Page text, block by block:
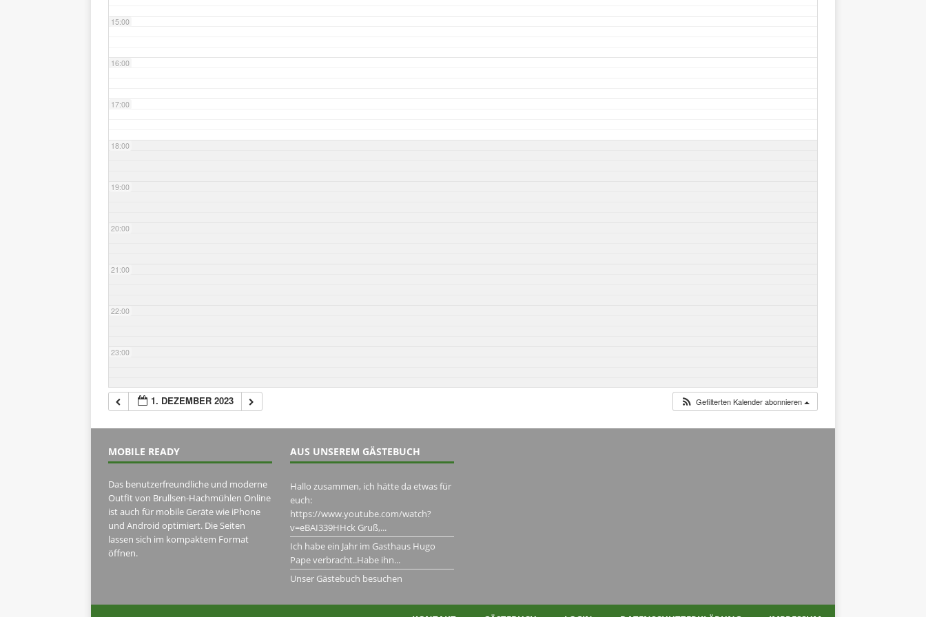
15:00
16:00
17:00
18:00
19:00
20:00
21:00
22:00
23:00
1. DEZEMBER 2023 Gefilterten Kalender abonnieren
MOBILE READY
Das benutzerfreundliche und moderne
Outfit von Brullsen-Hachmühlen Online
ist auch für mobile Geräte wie iPhone
und Android optimiert. Die Seiten
lassen sich im kompaktem Format
öffnen.
AUS UNSEREM GÄSTEBUCH
Hallo zusammen, ich hätte da etwas für
euch:
https://www.youtube.com/watch?
v=eBAI339HHck Gruß,...
Ich habe ein Jahr im Gasthaus Hugo
Pape verbracht..Habe ihn...
Unser Gästebuch besuchen